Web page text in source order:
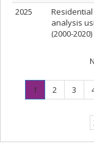
2025
analysis
(2000-2020)
Page
1
Page
Page
2 Page
3